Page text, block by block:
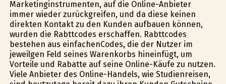
Marketinginstrumenten, auf die Online-Anbieter
immer wieder zurückgreifen, und da diese keinen
direkten Kontakt zu den Kunden aufbauen können,
wurden die Rabttcodes erschaffen. Rabttcodes
bestehen aus einfachenCodes, die der Nutzer im
jeweilgen Feld seines Warenkorbs hineinfügt, um
Vorteile und Rabatte auf seine Online-Käufe zu nutzen.
Viele Anbieter des Online-Handels, wie Studienreisen,